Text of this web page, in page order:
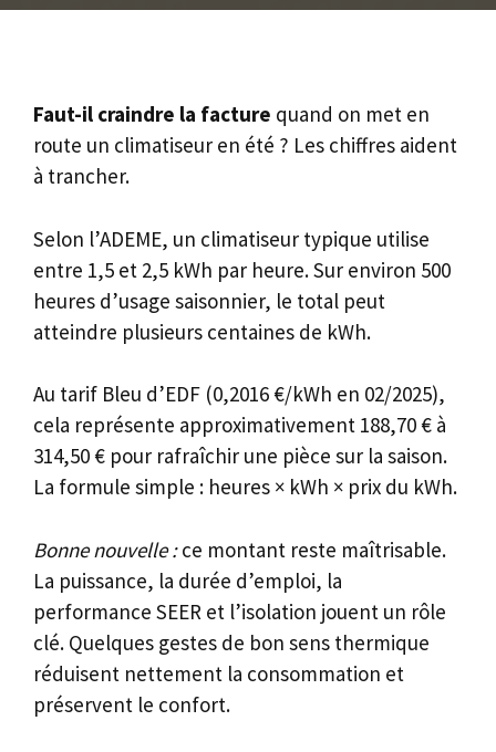
Faut-il craindre la facture quand on met en
route un climatiseur en été ? Les chiffres aident
à trancher.
Selon l’ADEME, un climatiseur typique utilise
entre 1,5 et 2,5 kWh par heure. Sur environ 500
heures d’usage saisonnier, le total peut
atteindre plusieurs centaines de kWh.
Au tarif Bleu d’EDF (0,2016 €/kWh en 02/2025),
cela représente approximativement 188,70 € à
314,50 € pour rafraîchir une pièce sur la saison.
La formule simple : heures × kWh × prix du kWh.
Bonne nouvelle :ce montant reste maîtrisable.
La puissance, la durée d’emploi, la
performance SEER et l’isolation jouent un rôle
clé. Quelques gestes de bon sens thermique
réduisent nettement la consommation et
préservent le confort.